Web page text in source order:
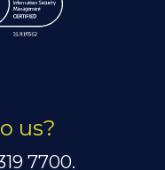
us?
7700.